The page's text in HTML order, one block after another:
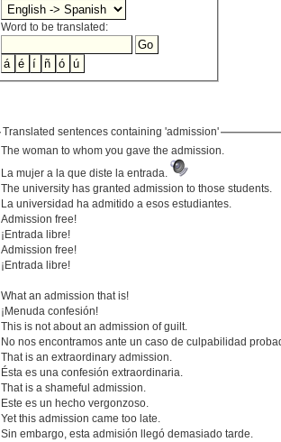
Word to be translated:
Translated sentences containing 'admission'
The woman to whom you gave the admission.
La mujer a la que diste la entrada.
The university has granted admission to those students.
La universidad ha admitido a esos estudiantes.
Admission free!
¡Entrada libre!
Admission free!
¡Entrada libre!
What an admission that is!
¡Menuda confesión!
This is not about an admission of guilt.
No nos encontramos ante un caso de culpabilidad
That is an extraordinary admission.
Ésta es una confesión extraordinaria.
That is a shameful admission.
Este es un hecho vergonzoso.
Yet this admission came too late.
Sin embargo, esta admisión llegó demasiado tarde.